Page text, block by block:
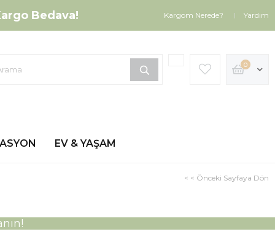
Bedava! Yardım
Kargom Nerede?
0
EV & YAŞAM
< < Önceki Sayfaya Dön